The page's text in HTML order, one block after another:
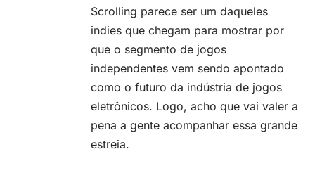
Scrolling parece ser um daqueles
indies que chegam para mostrar por
que o segmento de jogos
independentes vem sendo apontado
como o futuro da indústria de jogos
eletrônicos. Logo, acho que vai valer a
pena a gente acompanhar essa grande
estreia.